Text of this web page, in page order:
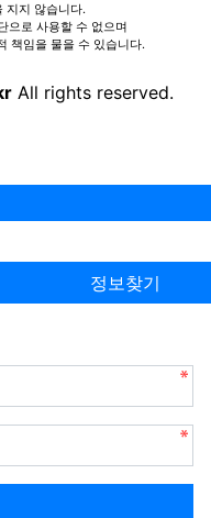
지지 않습니다.
으로 사용할 수 없으며
책임을 물을 수 있습니다.
All rights reserved.
정보찾기